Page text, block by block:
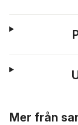
Mer från